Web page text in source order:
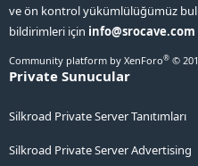
ve ön kontrol yükümlülüğümüz
bildirimleri için info@srocave.com
Community platform by XenForo® ©
Private Sunucular
Silkroad Private Server Tanıtımları
Silkroad Private Server Advertising